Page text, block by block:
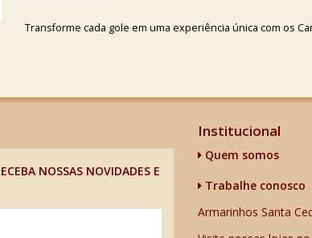
Transforme cada gole em uma experiência única com os
NOSSAS NOVIDADES E
Institucional
Quem somos
Trabalhe conosco
Armarinhos Santa